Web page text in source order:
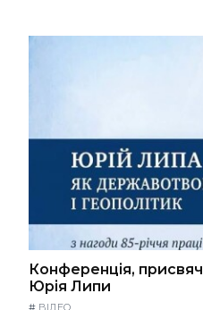
Конференція,
Юрія Липи
# ВІДЕО